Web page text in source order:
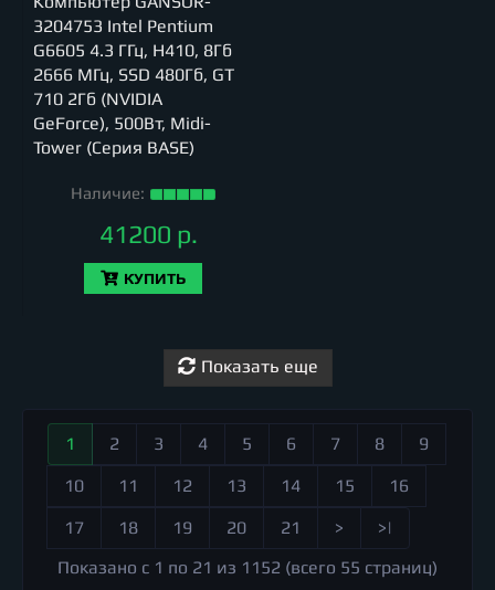
3204753 Intel Pentium
G6605 4.3 ГГц, H410, 8Гб
2666 МГц, SSD 480Гб, GT
710 2Гб (NVIDIA
GeForce), 500Вт, Midi-
Tower (Серия BASE)
Наличие:
41200 р.
КУПИТЬ
Показать еще
1 2 3 4 5 6 7 8
9
10
11 12 13 14 15
16
17
18 19 20 21 >
>|
Показано с 1 по 21 из 1152 (всего 55 страниц)